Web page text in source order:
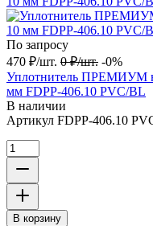
По запросу
470 ₽/шт. 0 ₽/шт. -0%
Уплотнитель ПРЕМИУМ
мм FDPP-406.10 PVC/BL
В наличии
Артикул FDPP-406.10
В корзину